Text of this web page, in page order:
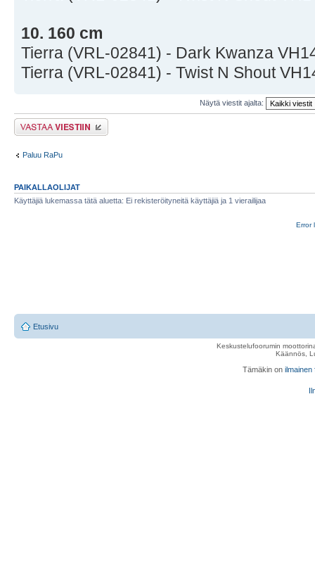
10. 160 cm
Tierra (VRL-02841) - Dark Kwanza
Tierra (VRL-02841) - Twist N Shout
Näytä viestit ajalta:
Lähetä vastaus
Paluu RaPu
PAIKALLAOLIJAT
Käyttäjiä lukemassa tätä aluetta: Ei rekisteröityneitä käyttäjiä ja 1 vierailijaa
Error
Etusivu
Keskustelufoorumin
Käännös,
Tämäkin on ilmainen